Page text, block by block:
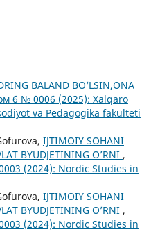
BALAND BO‘LSIN,ONA
6 № 0006 (2025): Xalqaro
va Pedagogika fakulteti
IJTIMOIY SOHANI
BYUDJETINING O’RNI ,
(2024): Nordic Studies in
IJTIMOIY SOHANI
BYUDJETINING O’RNI ,
(2024): Nordic Studies in